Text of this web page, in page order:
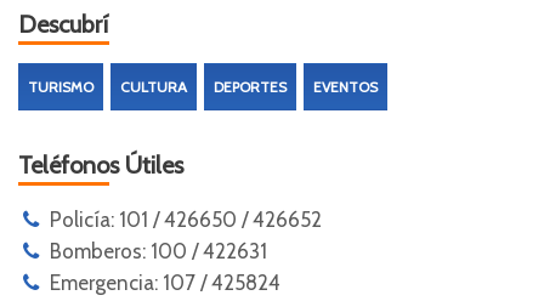
Descubrí
TURISMO CULTURA DEPORTES EVENTOS
Teléfonos Útiles
Policía: 101 / 426650 / 426652
Bomberos: 100 / 422631
Emergencia: 107 / 425824